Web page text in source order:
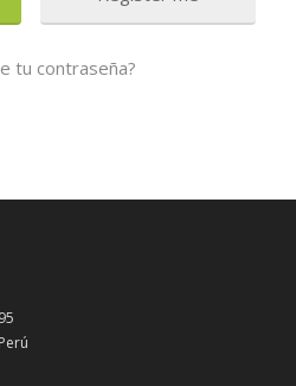
tu contraseña?